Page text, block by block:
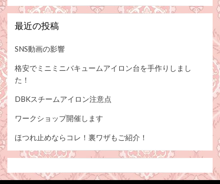
最近の投稿
SNS動画の影響
格安でミニミニバキュームアイロン台を手作りしまし
た！
DBKスチームアイロン注意点
ワークショップ開催します
ほつれ止めならコレ！裏ワザもご紹介！